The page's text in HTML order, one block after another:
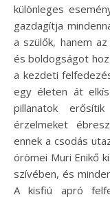
különleges
gazdagítja
a szülők, hanem
és boldogságot
a kezdeti
egy életen át
pillanatok
érzelmeket
ennek a csodás
örömei Muri Enikő
szívében, és
A kisfiú apró